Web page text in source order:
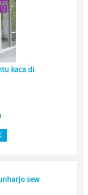
kaca di
sew